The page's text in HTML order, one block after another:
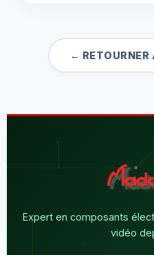
←
Expert en composants
vidéo